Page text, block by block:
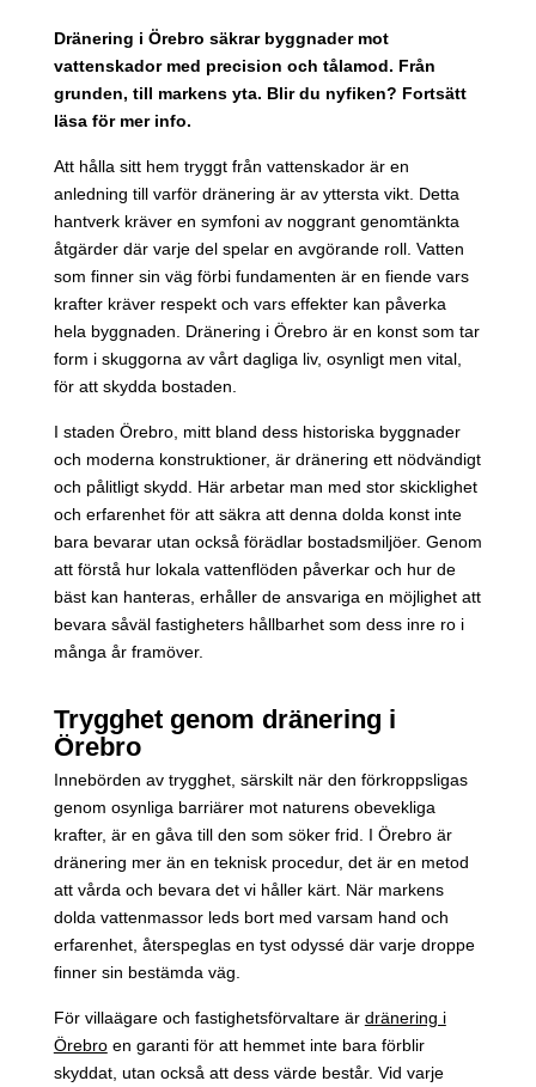
Dränering i Örebro säkrar byggnader mot
vattenskador med precision och tålamod. Från
grunden, till markens yta. Blir du nyfiken? Fortsätt
läsa för mer info.
Att hålla sitt hem tryggt från vattenskador är en
anledning till varför dränering är av yttersta vikt. Detta
hantverk kräver en symfoni av noggrant genomtänkta
åtgärder där varje del spelar en avgörande roll. Vatten
som finner sin väg förbi fundamenten är en fiende vars
krafter kräver respekt och vars effekter kan påverka
hela byggnaden. Dränering i Örebro är en konst som tar
form i skuggorna av vårt dagliga liv, osynligt men vital,
för att skydda bostaden.
I staden Örebro, mitt bland dess historiska byggnader
och moderna konstruktioner, är dränering ett nödvändigt
och pålitligt skydd. Här arbetar man med stor skicklighet
och erfarenhet för att säkra att denna dolda konst inte
bara bevarar utan också förädlar bostadsmiljöer. Genom
att förstå hur lokala vattenflöden påverkar och hur de
bäst kan hanteras, erhåller de ansvariga en möjlighet att
bevara såväl fastigheters hållbarhet som dess inre ro i
många år framöver.
Trygghet genom dränering i
Örebro
Innebörden av trygghet, särskilt när den förkroppsligas
genom osynliga barriärer mot naturens obevekliga
krafter, är en gåva till den som söker frid. I Örebro är
dränering mer än en teknisk procedur, det är en metod
att vårda och bevara det vi håller kärt. När markens
dolda vattenmassor leds bort med varsam hand och
erfarenhet, återspeglas en tyst odyssé där varje droppe
finner sin bestämda väg.
För villaägare och fastighetsförvaltare är dränering i
Örebroen garanti för att hemmet inte bara förblir
skyddat, utan också att dess värde består. Vid varje